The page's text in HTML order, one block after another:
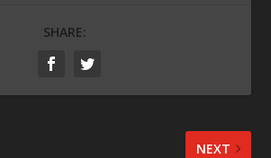
SHARE:
NEXT